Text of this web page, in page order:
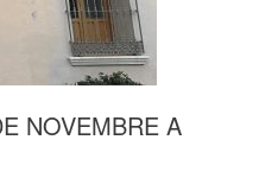
NOVEMBRE A